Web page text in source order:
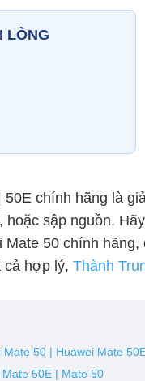
LÒNG
50E chính hãng là
sập nguồn.
Mate 50 chính
cả hợp lý, Thành
50 | Huawei Mate
50E | Mate 50